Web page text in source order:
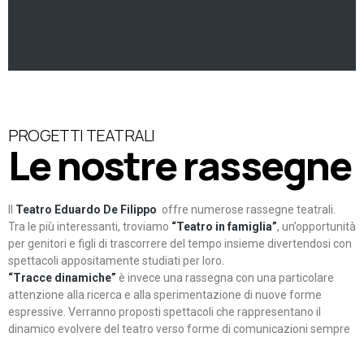
PROGETTI TEATRALI
Le nostre rassegne
Teatro Eduardo De Filippo offre numerose rassegne teatrali.
Tra le più interessanti, troviamo “Teatro in famiglia”, un’opportunità
per genitori e figli di trascorrere del tempo insieme divertendosi con
spettacoli appositamente studiati per loro.
“Tracce dinamiche” è invece una rassegna con una particolare
attenzione alla ricerca e alla sperimentazione di nuove forme
espressive. Verranno proposti spettacoli che rappresentano il
dinamico evolvere del teatro verso forme di comunicazioni sempre